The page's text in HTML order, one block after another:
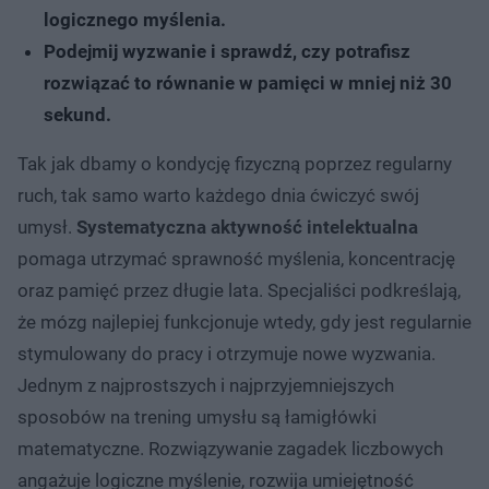
logicznego myślenia.
Podejmij wyzwanie i sprawdź, czy potrafisz
rozwiązać to równanie w pamięci w mniej niż 30
sekund.
Tak jak dbamy o kondycję fizyczną poprzez regularny
ruch, tak samo warto każdego dnia ćwiczyć swój
umysł. Systematyczna aktywność intelektualna
pomaga utrzymać sprawność myślenia, koncentrację
oraz pamięć przez długie lata. Specjaliści podkreślają,
że mózg najlepiej funkcjonuje wtedy, gdy jest regularnie
stymulowany do pracy i otrzymuje nowe wyzwania.
Jednym z najprostszych i najprzyjemniejszych
sposobów na trening umysłu są łamigłówki
matematyczne. Rozwiązywanie zagadek liczbowych
angażuje logiczne myślenie, rozwija umiejętność